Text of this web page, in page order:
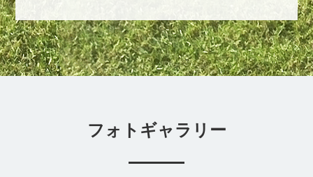
フォトギャラリー